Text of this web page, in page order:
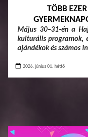
TÖBB
Május 30–31-én a
kulturális programok,
ajándékok és számos
2026. június 01. hétfő